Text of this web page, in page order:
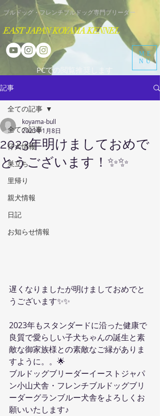
EAST JAPAN KOYAMA KENNEL
​PCでの閲覧推奨します
​ブルドッグ・フレンチブルドッグ専門ブリーダー
ME
NU
記事
全ての記事
仔犬情報
巣立ち
里帰り
親犬情報
日記
お知らせ情報
全ての記事
2023年明けましておめで
とうございます！✨✨
koyama-bull
2023年1月8日
遅くなりましたが明けましておめでと
うございます✨✨
2023年もスタンダードに沿った健康で
良質で愛らしい子犬ちゃんの誕生と素
敵な御家族様との素敵なご縁がありま
すように。。🌟
ブルドッグブリーダーイーストジャパ
ン小山犬舎・フレンチブルドッグブリ
ーダーグランブルー犬舎をよろしくお
願いいたします♪